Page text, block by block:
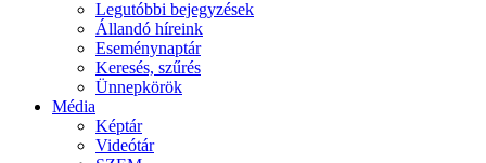
Legutóbbi bejegyzések
Állandó híreink
Eseménynaptár
Keresés, szűrés
Ünnepkörök
Média
Képtár
Videótár